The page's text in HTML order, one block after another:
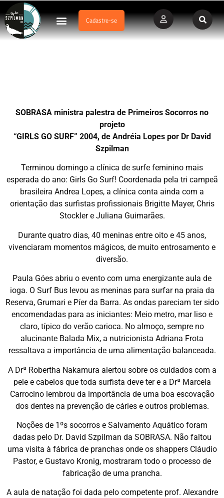
Cadastre-se
SOBRASA Ministra Surf-Salva ao grupo da Campeã Andréia
SOBRASA ministra palestra de Primeiros Socorros no
projeto
“GIRLS GO SURF” 2004, de Andréia Lopes por Dr David
Szpilman
Terminou domingo a clínica de surfe feminino mais
esperada do ano: Girls Go Surf! Coordenada pela tri campeã
brasileira Andrea Lopes, a clínica conta ainda com a
orientação das surfistas profissionais Brigitte Mayer, Chris
Stockler e Juliana Guimarães.
Durante quatro dias, 40 meninas entre oito e 45 anos,
vivenciaram momentos mágicos, de muito entrosamento e
diversão.
Paula Góes abriu o evento com uma energizante aula de
ioga. O Surf Bus levou as meninas para surfar na praia da
Reserva, Grumari e Píer da Barra. As ondas pareciam ter sido
encomendadas para as iniciantes: Meio metro, mar liso e
claro, típico do verão carioca. No almoço, sempre no
alucinante Balada Mix, a nutricionista Adriana Frota
ressaltava a importância de uma alimentação balanceada.
A Drª Robertha Nakamura alertou sobre os cuidados com a
pele e cabelos que toda surfista deve ter e a Drª Marcela
Carrocino lembrou da importância de uma boa escovação
dos dentes na prevenção de cáries e outros problemas.
Noções de 1ºs socorros e Salvamento Aquático foram
dadas pelo Dr. David Szpilman da SOBRASA. Não faltou
uma visita à fábrica de pranchas onde os shappers Cláudio
Pastor, e Gustavo Kronig, mostraram todo o processo de
fabricação de uma prancha.
A aula de natação foi dada pelo competente prof. Alexandre